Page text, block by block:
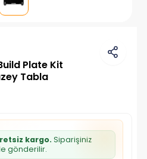
Plate Kit
Tabla
kargo. Siparişiniz
gönderilir.